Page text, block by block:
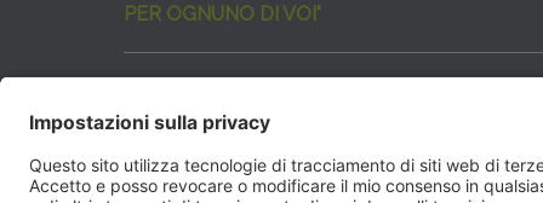
PER OGNUNO DI VOI"
ma rispondenti a diverse esigenze formative
e di aggiornamento professionale.
EdiAcademyvuole aiutarvi nella scelta dell’evento
SEGUICI QUI: